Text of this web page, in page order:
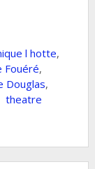
l hotte,
Fouéré,
Douglas,
theatre